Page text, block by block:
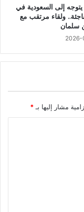
يتوجه إلى السعودية في
ولقاء مرتقب مع
سلمان
مشار إليها بـ*